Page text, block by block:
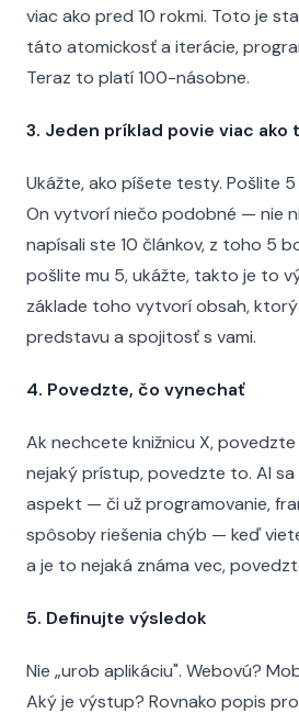
viac ako pred 10 rokmi. Toto je
táto atomickosť a iterácie,
Teraz to platí 100-násobne.
3. Jeden príklad povie viac ako
Ukážte, ako píšete testy. Pošlite 5
On vytvorí niečo podobné — nie
napísali ste 10 článkov, z toho 5
pošlite mu 5, ukážte, takto je to
základe toho vytvorí obsah, ktorý
predstavu a spojitosť s vami.
4. Povedzte, čo vynechať
Ak nechcete knižnicu X,
nejaký prístup, povedzte to. AI
aspekt — či už programovanie,
spôsoby riešenia chýb — keď
a je to nejaká známa vec,
5. Definujte výsledok
Nie „urob aplikáciu". Webovú?
Aký je výstup? Rovnako popis